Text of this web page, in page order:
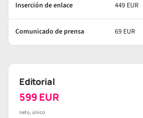
Inserción de enlace 449 EUR
Comunicado de prensa 69 EUR
Editorial
599 EUR
neto, único